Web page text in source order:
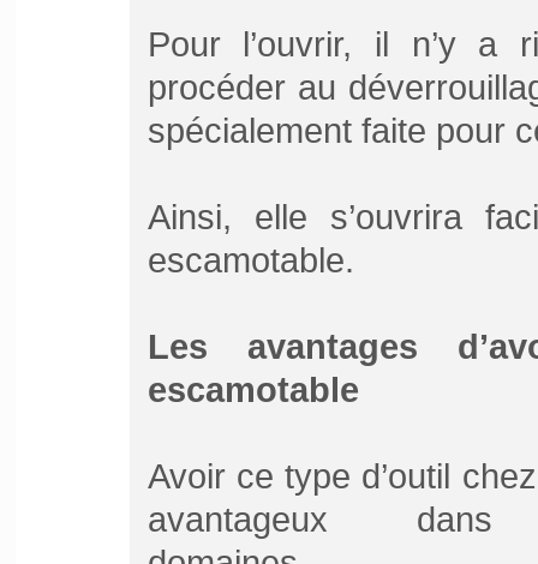
Pour l’ouvrir, il n’y a
procéder au
spécialement faite pour
Ainsi, elle s’ouvrira
escamotable.
Les avantages
escamotable
Avoir ce type d’outil
avantageux dans